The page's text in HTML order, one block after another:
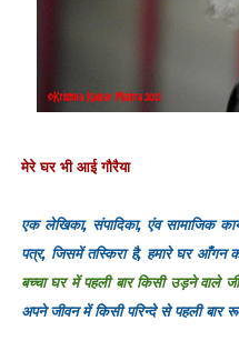
मेरे घर भी आई गौरैया
एक लेखिका, संपादिका, एंव सामाजिक
पत्र, जिसमें तस्किरा है, हमारे घर आँगन
बच्चा घर में पहली बार किसी उड़ने वाले
अपने जीवन में किसी परिन्दे से पहली बार